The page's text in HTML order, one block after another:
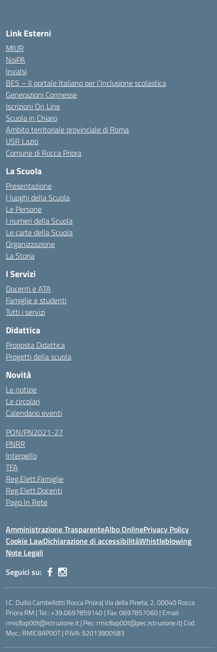
Link Esterni
MIUR
NoiPA
Invalsi
BES – Il portale Italiano per l’Inclusione scolastica
Generazioni Connesse
Iscrizioni On Line
Scuola in Chiaro
Ambito territoriale provinciale di Roma
USR Lazio
Comune di Rocca Priora
La Scuola
Presentazione
I luoghi della Scuola
Le Persone
I numeri della Scuola
Le carte della Scuola
Organizzazione
La Storia
I Servizi
Docenti e ATA
Famiglie e studenti
Tutti i servizi
Didattica
Proposta Didattica
Progetti della scuola
Novità
Le notizie
Le circolari
Calendario eventi
PON/PN2021-27
PNRR
Interpello
TFA
Reg.Elett.Famiglie
Reg.Elett.Docenti
Pago In Rete
Amministrazione TrasparenteAlbo OnlinePrivacy Policy
Cookie LawDichiarazione di accessibilitàWhistleblowing
Note Legali
Seguici su:
I.C. Duilio Cambellotti Rocca Priora| Via della Pineta, 2, 00040 Rocca
Priora RM | Tel.: +39.0697859140 | Fax: 0697857060 | Email:
rmic8ap00t@istruzione.it | Pec: rmic8ap00t@pec.istruzione.it| Cod.
Mec.: RMIC8AP00T | P.IVA: 92013800583